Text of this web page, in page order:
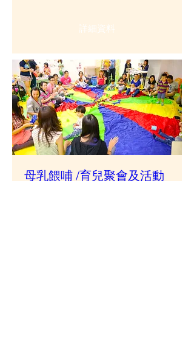
詳細資料
母乳餵哺 /育兒聚會及活動